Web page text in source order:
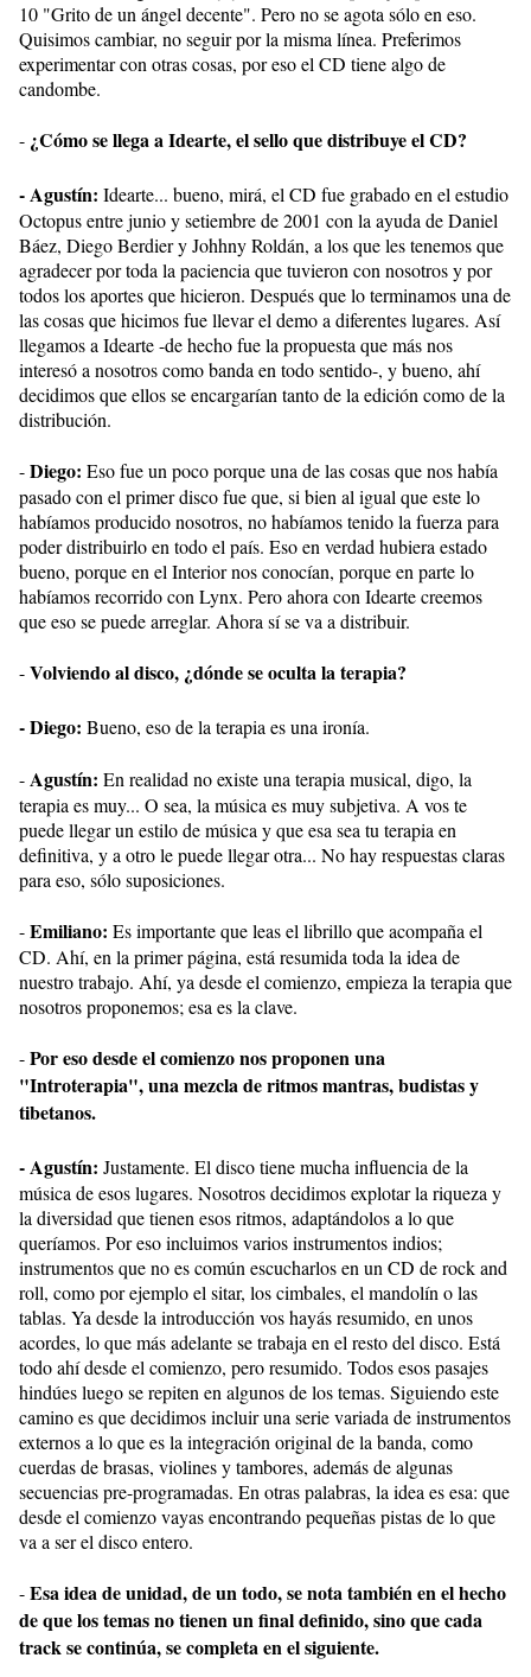
10 "Grito de un ángel decente". Pero no se agota sólo en eso.
Quisimos cambiar, no seguir por la misma línea. Preferimos
experimentar con otras cosas, por eso el CD tiene algo de
candombe.
- ¿Cómo se llega a Idearte, el sello que distribuye el CD?
- Agustín: Idearte... bueno, mirá, el CD fue grabado en el estudio
Octopus entre junio y setiembre de 2001 con la ayuda de Daniel
Báez, Diego Berdier y Johhny Roldán, a los que les tenemos que
agradecer por toda la paciencia que tuvieron con nosotros y por
todos los aportes que hicieron. Después que lo terminamos una de
las cosas que hicimos fue llevar el demo a diferentes lugares. Así
llegamos a Idearte -de hecho fue la propuesta que más nos
interesó a nosotros como banda en todo sentido-, y bueno, ahí
decidimos que ellos se encargarían tanto de la edición como de la
distribución.
-Diego: Eso fue un poco porque una de las cosas que nos había
pasado con el primer disco fue que, si bien al igual que este lo
habíamos producido nosotros, no habíamos tenido la fuerza para
poder distribuirlo en todo el país. Eso en verdad hubiera estado
bueno, porque en el Interior nos conocían, porque en parte lo
habíamos recorrido con Lynx. Pero ahora con Idearte creemos
que eso se puede arreglar. Ahora sí se va a distribuir.
-Volviendo al disco, ¿dónde se oculta la terapia?
- Diego: Bueno, eso de la terapia es una ironía.
-Agustín: En realidad no existe una terapia musical, digo, la
terapia es muy... O sea, la música es muy subjetiva. A vos te
puede llegar un estilo de música y que esa sea tu terapia en
definitiva, y a otro le puede llegar otra... No hay respuestas claras
para eso, sólo suposiciones.
-Emiliano: Es importante que leas el librillo que acompaña el
CD. Ahí, en la primer página, está resumida toda la idea de
nuestro trabajo. Ahí, ya desde el comienzo, empieza la terapia que
nosotros proponemos; esa es la clave.
-Por eso desde el comienzo nos proponen una
"Introterapia", una mezcla de ritmos mantras, budistas y
tibetanos.
- Agustín: Justamente. El disco tiene mucha influencia de la
música de esos lugares. Nosotros decidimos explotar la riqueza y
la diversidad que tienen esos ritmos, adaptándolos a lo que
queríamos. Por eso incluimos varios instrumentos indios;
instrumentos que no es común escucharlos en un CD de rock and
roll, como por ejemplo el sitar, los cimbales, el mandolín o las
tablas. Ya desde la introducción vos hayás resumido, en unos
acordes, lo que más adelante se trabaja en el resto del disco. Está
todo ahí desde el comienzo, pero resumido. Todos esos pasajes
hindúes luego se repiten en algunos de los temas. Siguiendo este
camino es que decidimos incluir una serie variada de instrumentos
externos a lo que es la integración original de la banda, como
cuerdas de brasas, violines y tambores, además de algunas
secuencias pre-programadas. En otras palabras, la idea es esa: que
desde el comienzo vayas encontrando pequeñas pistas de lo que
va a ser el disco entero.
-Esa idea de unidad, de un todo, se nota también en el hecho
de que los temas no tienen un final definido, sino que cada
track se continúa, se completa en el siguiente.